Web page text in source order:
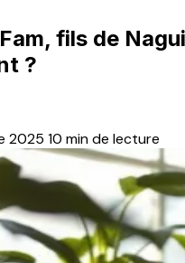
fils de
?
2025 10 min de lecture